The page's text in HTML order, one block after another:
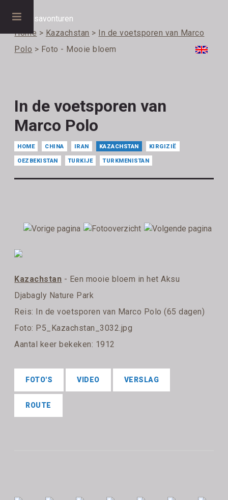
Home > Kazachstan > In de voetsporen van Marco
Polo > Foto - Mooie bloem
In de voetsporen van
Marco Polo
HOME CHINA IRAN KAZACHSTAN KIRGIZIË
OEZBEKISTAN TURKIJE TURKMENISTAN
Kazachstan - Een mooie bloem in het Aksu
Djabagly Nature Park
Reis: In de voetsporen van Marco Polo (65 dagen)
Foto: P5_Kazachstan_3032.jpg
Aantal keer bekeken: 1912
FOTO'S VIDEO VERSLAG
ROUTE